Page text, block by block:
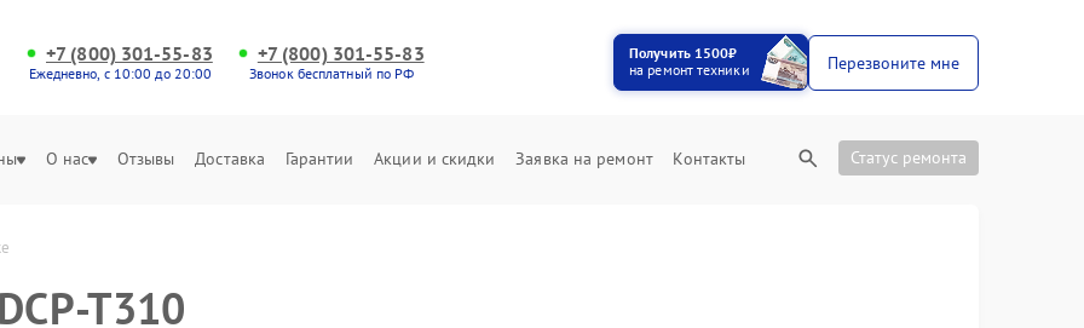
+7 (800) 301-55-83
Ежедневно, с 10:00 до 20:00
+7 (800) 301-55-83
Звонок бесплатный по РФ
Получить 1500₽
на ремонт техники
Перезвоните мне
О нас Отзывы Доставка Гарантии Акции и скидки Заявка на ремонт Контакты Статус ремонта
T310